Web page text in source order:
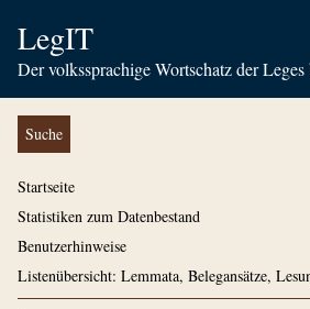
LegIT
Der volkssprachige Wortschatz der
Suche
Startseite
Statistiken zum Datenbestand
Benutzerhinweise
Listenübersicht: Lemmata, Belegansätze,